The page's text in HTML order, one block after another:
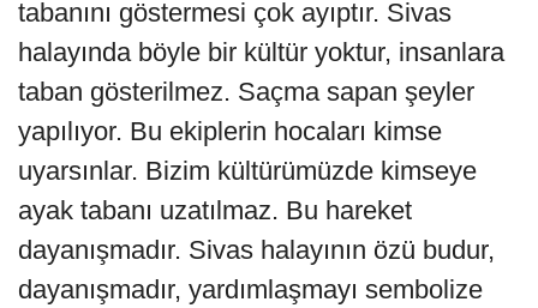
tabanını göstermesi çok ayıptır. Sivas
halayında böyle bir kültür yoktur, insanlara
taban gösterilmez. Saçma sapan şeyler
yapılıyor. Bu ekiplerin hocaları kimse
uyarsınlar. Bizim kültürümüzde kimseye
ayak tabanı uzatılmaz. Bu hareket
dayanışmadır. Sivas halayının özü budur,
dayanışmadır, yardımlaşmayı sembolize